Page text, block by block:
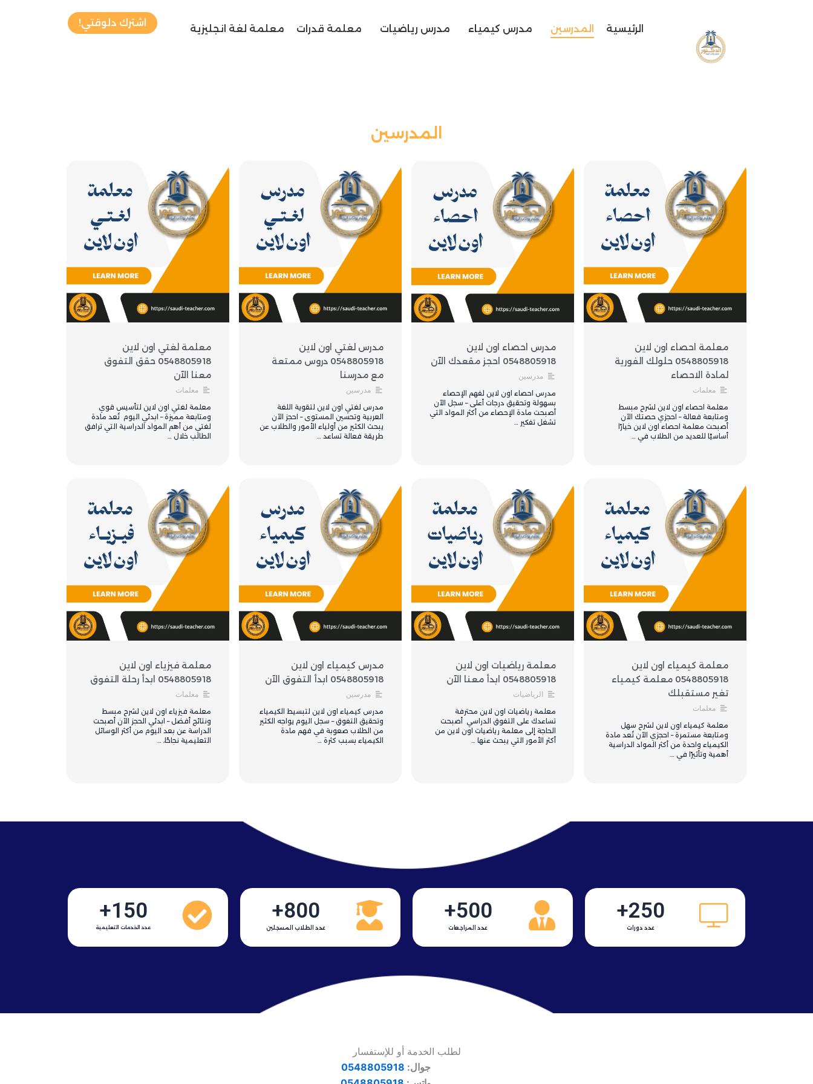
الرئيسية المدرسين مدرس كيمياء مدرس رياضيات معلمة قدرات معلمة لغة انجليزية
اشترك دلوقتي!
المدرسين
معلمة احصاء اون لاين
0548805918 حلولك الفورية
لمادة الاحصاء
معلمات
معلمة احصاء اون لاين لشرح مبسط
ومتابعة فعالة – احجزي حصتك الآن
أصبحت معلمة احصاء اون لاين خيارًا
أساسيًا للعديد من الطلاب في …
مدرس احصاء اون لاين
0548805918 احجز مقعدك الآن
مدرسين
مدرس احصاء اون لاين لفهم الإحصاء
بسهولة وتحقيق درجات أعلى – سجل الآن
أصبحت مادة الإحصاء من أكثر المواد التي
تشغل تفكير …
مدرس لغتي اون لاين
0548805918 دروس ممتعة
مع مدرسنا
مدرسين
مدرس لغتي اون لاين لتقوية اللغة
العربية وتحسين المستوى – احجز الآن
يبحث الكثير من أولياء الأمور والطلاب عن
طريقة فعالة تساعد …
معلمة لغتي اون لاين
0548805918 حقق التفوق
معنا الآن
معلمات
معلمة لغتي اون لاين لتأسيس قوي
ومتابعة مميزة – ابدئي اليوم تُعد مادة
لغتي من أهم المواد الدراسية التي ترافق
الطالب خلال …
معلمة كيمياء اون لاين
0548805918 معلمة كيمياء
تغير مستقبلك
معلمات
معلمة كيمياء اون لاين لشرح سهل
ومتابعة مستمرة – احجزي الآن تُعد مادة
الكيمياء واحدة من أكثر المواد الدراسية
أهمية وتأثيرًا في …
معلمة رياضيات اون لاين
0548805918 ابدأ معنا الآن
الرياضيات
معلمة رياضيات اون لاين محترفة
تساعدك على التفوق الدراسي أصبحت
الحاجة إلى معلمة رياضيات اون لاين من
أكثر الأمور التي يبحث عنها …
مدرس كيمياء اون لاين
0548805918 ابدأ التفوق الآن
مدرسين
مدرس كيمياء اون لاين لتبسيط الكيمياء
وتحقيق التفوق – سجل اليوم يواجه الكثير
من الطلاب صعوبة في فهم مادة
الكيمياء بسبب كثرة …
معلمة فيزياء اون لاين
0548805918 ابدأ رحلة التفوق
معلمات
معلمة فيزياء اون لاين لشرح مبسط
ونتائج أفضل – ابدئي الحجز الآن أصبحت
الدراسة عن بعد اليوم من أكثر الوسائل
التعليمية نجاحًا، …
عدد دورات
250
+
عدد المراجعات
500
+
عدد الطلاب المسجلين
800
+
عدد الخدمات التعليمية
150
+
لطلب الخدمة أو للإستفسار
جوال: 0548805918